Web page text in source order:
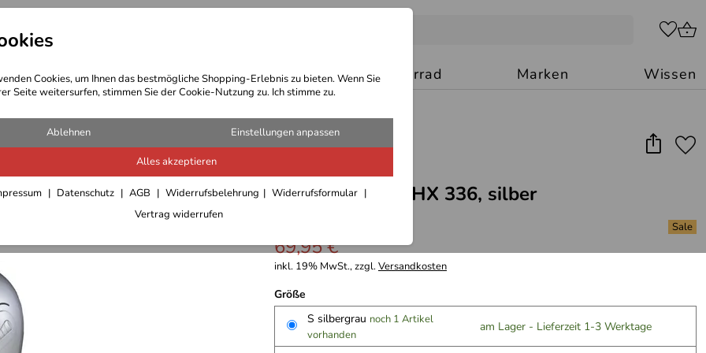
Cookies, um Ihnen das bestmögliche Shopping-Erlebnis zu bieten. Wenn Sie
Seite weitersurfen, stimmen Sie der Cookie-Nutzung zu. Ich stimme zu.
Ablehnen Einstellungen anpassen
Alles akzeptieren
Datenschutz AGB Widerrufsbelehrung
Widerrufsformular
Vertrag widerrufen
Bekleidung Outdoor Ausrüstung Motorrad Marken Wissen
IXS Klapphelm HX 336, silber
69,95 €
inkl. 19% MwSt., zzgl.Versandkosten
Größe
S silbergrau noch 1 Artikel
vorhanden
am Lager - Lieferzeit 1-3 Werktage